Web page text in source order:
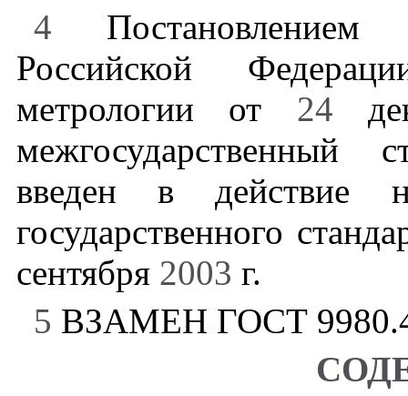
4 Постановлением
Российской
метрологии от 24
межгосударственный
введен в действие
государственного
сентября 2003 г.
5 ВЗАМЕН ГОСТ